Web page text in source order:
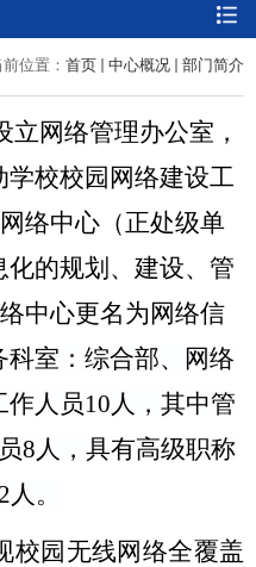
前位置： 首页 中心概况 部门简介
立网络管理办公室，
校校园网络建设工
络中心（正处级单
的规划、建设、管
中心更名为网络信
科室：综合部、网络
作人员10 人，其中管
8 人，具有高级职称
2 人。
校园无线网络全覆盖